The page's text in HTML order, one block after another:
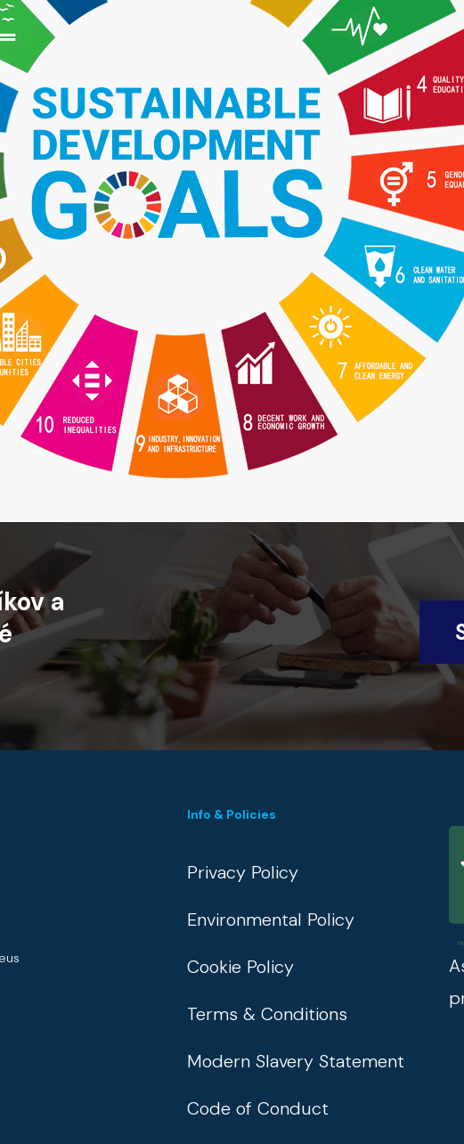
a
Info & Policies
Privacy Policy
Environmental Policy
Cookie Policy
Terms & Conditions
Modern Slavery Statement
Code of Conduct